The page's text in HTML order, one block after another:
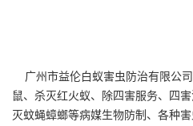
广州市益伦白蚁害虫防治有限公
鼠、杀灭红火蚁、除四害服务、四
灭蚊蝇蟑螂等病媒生物防制、各种